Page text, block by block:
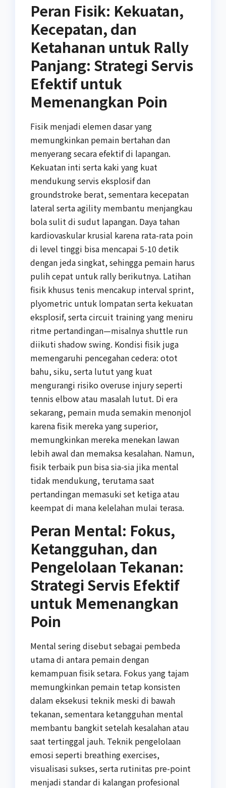
Peran Fisik: Kekuatan,
Kecepatan, dan
Ketahanan untuk Rally
Panjang: Strategi Servis
Efektif untuk
Memenangkan Poin
Fisik menjadi elemen dasar yang
memungkinkan pemain bertahan dan
menyerang secara efektif di lapangan.
Kekuatan inti serta kaki yang kuat
mendukung servis eksplosif dan
groundstroke berat, sementara kecepatan
lateral serta agility membantu menjangkau
bola sulit di sudut lapangan. Daya tahan
kardiovaskular krusial karena rata-rata poin
di level tinggi bisa mencapai 5-10 detik
dengan jeda singkat, sehingga pemain harus
pulih cepat untuk rally berikutnya. Latihan
fisik khusus tenis mencakup interval sprint,
plyometric untuk lompatan serta kekuatan
eksplosif, serta circuit training yang meniru
ritme pertandingan—misalnya shuttle run
diikuti shadow swing. Kondisi fisik juga
memengaruhi pencegahan cedera: otot
bahu, siku, serta lutut yang kuat
mengurangi risiko overuse injury seperti
tennis elbow atau masalah lutut. Di era
sekarang, pemain muda semakin menonjol
karena fisik mereka yang superior,
memungkinkan mereka menekan lawan
lebih awal dan memaksa kesalahan. Namun,
fisik terbaik pun bisa sia-sia jika mental
tidak mendukung, terutama saat
pertandingan memasuki set ketiga atau
keempat di mana kelelahan mulai terasa.
Peran Mental: Fokus,
Ketangguhan, dan
Pengelolaan Tekanan:
Strategi Servis Efektif
untuk Memenangkan
Poin
Mental sering disebut sebagai pembeda
utama di antara pemain dengan
kemampuan fisik setara. Fokus yang tajam
memungkinkan pemain tetap konsisten
dalam eksekusi teknik meski di bawah
tekanan, sementara ketangguhan mental
membantu bangkit setelah kesalahan atau
saat tertinggal jauh. Teknik pengelolaan
emosi seperti breathing exercises,
visualisasi sukses, serta rutinitas pre-point
menjadi standar di kalangan profesional